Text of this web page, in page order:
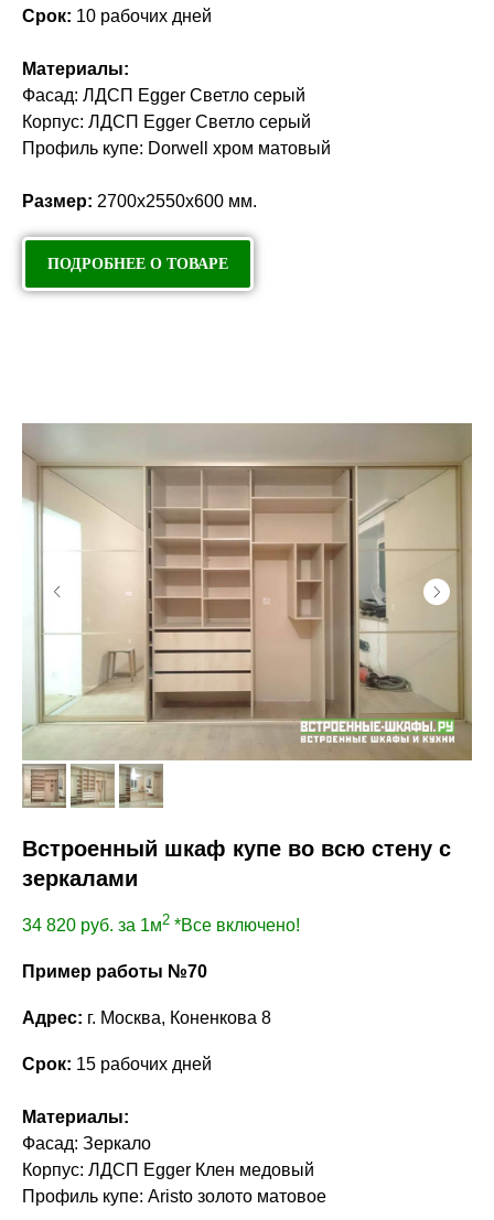
Срок: 10 рабочих дней
Материалы:
Фасад: ЛДСП Egger Светло серый
Корпус: ЛДСП Egger Светло серый
Профиль купе: Dorwell хром матовый
Размер: 2700х2550х600 мм.
ПОДРОБНЕЕ О ТОВАРЕ
Встроенный шкаф купе во всю стену с
зеркалами
34 820 руб. за 1м2 *Все включено!
Пример работы №70
Адрес: г. Москва, Коненкова 8
Срок: 15 рабочих дней
Материалы:
Фасад: Зеркало
Корпус: ЛДСП Egger Клен медовый
Профиль купе: Aristo золото матовое